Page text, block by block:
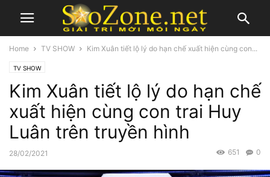
Home TV SHOW Kim Xuân tiết lộ lý do hạn chế xuất hiện cùng con...
TV SHOW
Kim Xuân tiết lộ lý do hạn chế
xuất hiện cùng con trai Huy
Luân trên truyền hình
28/02/2021 0
651